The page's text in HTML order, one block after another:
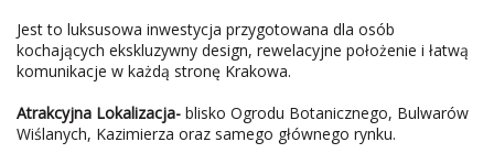
Jest to luksusowa inwestycja przygotowana dla osób
kochających ekskluzywny design, rewelacyjne położenie i łatwą
komunikacje w każdą stronę Krakowa.
Atrakcyjna Lokalizacja- blisko Ogrodu Botanicznego, Bulwarów
Wiślanych, Kazimierza oraz samego głównego rynku.